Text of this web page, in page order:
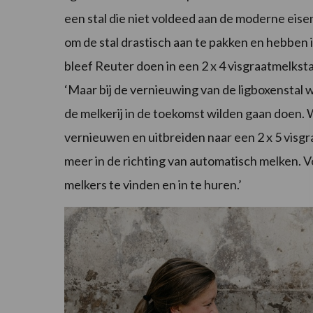
een stal die niet voldeed aan de moderne
om de stal drastisch aan te pakken en
bleef Reuter doen in een 2 x 4
‘Maar bij de vernieuwing van de ligboxenstal
de melkerij in de toekomst wilden gaan
vernieuwen en uitbreiden naar een 2 x 5
meer in de richting van automatisch melken.
melkers te vinden en in te huren.’